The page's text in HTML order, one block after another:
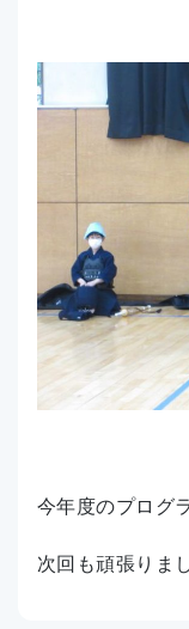
今年度のプログ
次回も頑張りま